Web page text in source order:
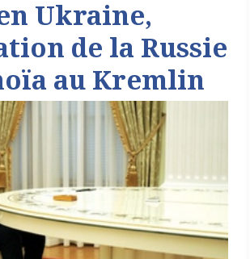
Ukraine,
de la Russie
au Kremlin